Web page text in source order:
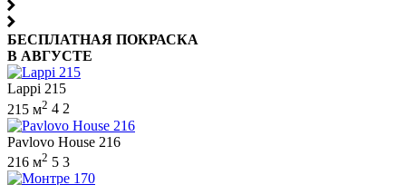
БЕСПЛАТНАЯ ПОКРАСКА
В АВГУСТЕ
Lappi 215
215 м2 4 2
Pavlovo House 216
216 м2 5 3